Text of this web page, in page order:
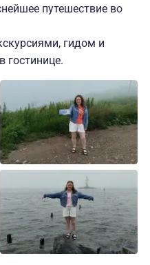
путешествие во
гидом и